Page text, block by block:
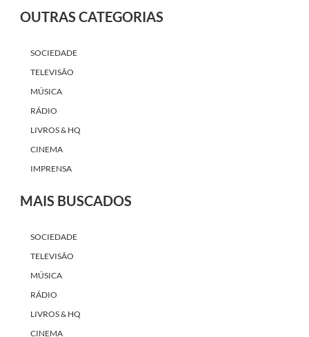
OUTRAS CATEGORIAS
SOCIEDADE
TELEVISÃO
MÚSICA
RÁDIO
LIVROS & HQ
CINEMA
IMPRENSA
MAIS BUSCADOS
SOCIEDADE
TELEVISÃO
MÚSICA
RÁDIO
LIVROS & HQ
CINEMA